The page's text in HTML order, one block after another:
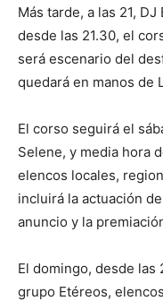
Más tarde, a las 21,
desde las 21.30, el
será escenario del
quedará en manos de
El corso seguirá el
Selene, y media hora
elencos locales,
incluirá la actuación
anuncio y la
El domingo, desde las
grupo Etéreos,